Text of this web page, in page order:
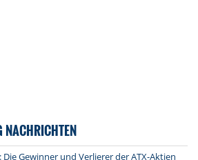
NACHRICHTEN
Die Gewinner und Verlierer der ATX-Aktien